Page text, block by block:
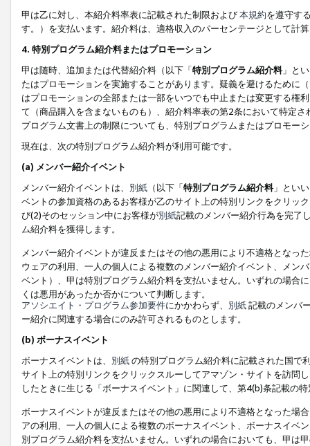
甲は乙に対し、本紹介料率表に記載された制限および本規約を遵守す
す。）を支払います。紹介料は、適格収入のパーセンテージとして計
4. 特別プログラム紹介料またはプロモーション
甲は随時、追加または代替紹介料（以下「特別プログラム紹介料」と
たはプロモーションを実施することがあります。疑義を避けるために
はプロモーションの全部または一部をいつでも中止または変更する権
て（商品購入を含まないものも）、紹介料率表の第2条において特定
プログラム文書上の制限についても、特別プログラムまたはプロモー
現在は、次の特別プログラム紹介料が利用可能です。
(a) メンバー紹介イベント
メンバー紹介イベントは、 別紙 （以下「特別プログラム紹介料」とい
ベントの参加資格のあるお客様が乙のサイト上の特別リンクをクリッ
び(2)そのセッション中にお客様が別紙記載のメンバー紹介行為を完了
ム紹介料を獲得します。
メンバー紹介イベントが違反またはその他の悪用により不適格となっ
ウェアの利用、一人の個人による複数のメンバー紹介イベント、メン
ベント）、甲は特別プログラム紹介料を支払いません。いずれの場合
くは悪用があったか否かについて判断します。
アソシエイト・プログラム参加要件にかかわらず、 別紙記載のメンバ
ー紹介に関連する場合にのみ許可されるものとします。
(b) ボーナスイベント
ボーナスイベントは、 別紙の特別プログラム紹介料に記載された国で
サイト上の特別リンクをクリックスルーしてアマゾン・サイトを訪問
したときに生じる「ボーナスイベント」に関連して、第4(b)条記載の
ボーナスイベントが違反またはその他の悪用により不適格となった場
アの利用、一人の個人による複数のボーナスイベント、ボーナスイベ
別プログラム紹介料を支払いません。いずれの場合においても、甲は